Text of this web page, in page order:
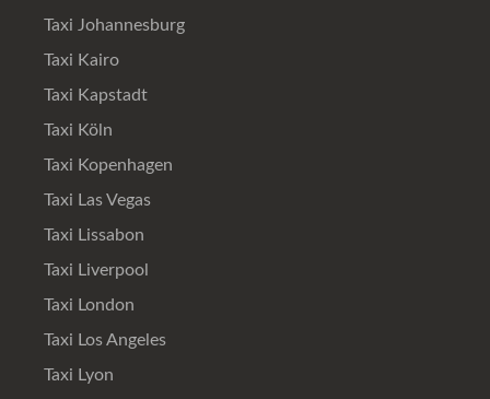
Taxi Johannesburg
Taxi Kairo
Taxi Kapstadt
Taxi Köln
Taxi Kopenhagen
Taxi Las Vegas
Taxi Lissabon
Taxi Liverpool
Taxi London
Taxi Los Angeles
Taxi Lyon